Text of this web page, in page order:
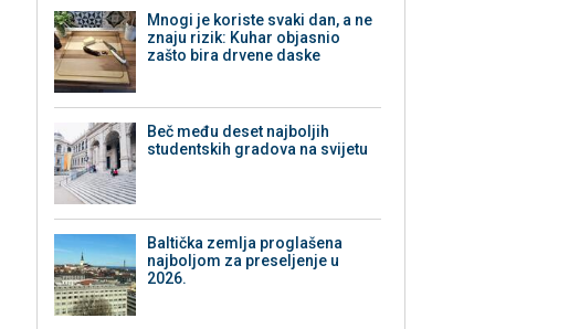
Mnogi je koriste svaki dan, a ne
znaju rizik: Kuhar objasnio
zašto bira drvene daske
Beč među deset najboljih
studentskih gradova na svijetu
Baltička zemlja proglašena
najboljom za preseljenje u
2026.